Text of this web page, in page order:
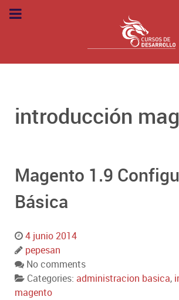
introducción
Magento 1.9
Básica
4 junio 2014
pepesan
No comments
Categories: administracion basica,
magento